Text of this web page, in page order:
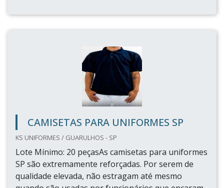
CAMISETAS PARA UNIFORMES SP
KS UNIFORMES / GUARULHOS - SP
Lote Mínimo: 20 peçasAs camisetas para uniformes
SP são extremamente reforçadas. Por serem de
qualidade elevada, não estragam até mesmo